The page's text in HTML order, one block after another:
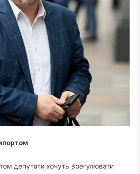
депутати хочуть врегулювати